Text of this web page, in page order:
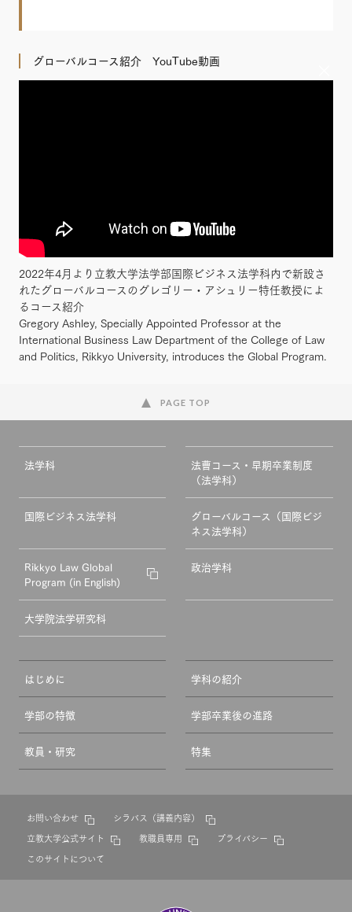
グローバルコース紹介 YouTube動画
2022年4月より立教大学法学部国際ビジネス法学科内で新設さ
れたグローバルコースのグレゴリー・アシュリー特任教授によ
るコース紹介
Gregory Ashley, Specially Appointed Professor at the
International Business Law Department of the College of Law
and Politics, Rikkyo University, introduces the Global Program.
PAGE TOP
法学科
法曹コース・早期卒業制度
（法学科）
国際ビジネス法学科
グローバルコース（国際ビジ
ネス法学科）
Rikkyo Law Global
Program (in English)
政治学科
大学院法学研究科
はじめに 学科の紹介
学部の特徴 学部卒業後の進路
教員・研究 特集
お問い合わせ
シラバス（講義内容）
立教大学公式サイト
教職員専用
プライバシー
このサイトについて